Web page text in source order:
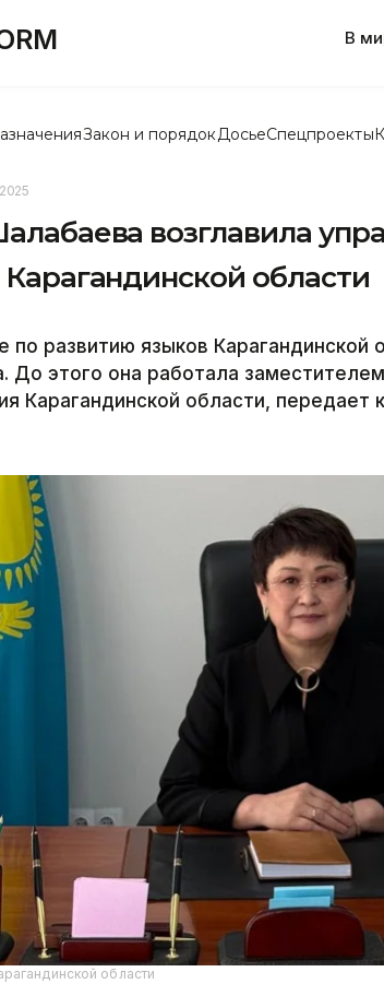
В
Закон и порядок ДосьеСпецпроекты
возглавила
области
по развитию языков Карагандинской
До этого она работала
Карагандинской области, передает
области